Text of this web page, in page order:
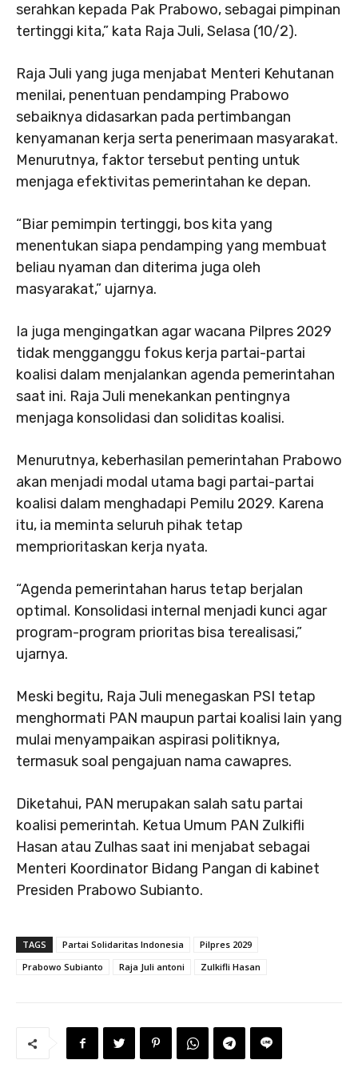
serahkan kepada Pak Prabowo, sebagai pimpinan
tertinggi kita,” kata Raja Juli, Selasa (10/2).
Raja Juli yang juga menjabat Menteri Kehutanan
menilai, penentuan pendamping Prabowo
sebaiknya didasarkan pada pertimbangan
kenyamanan kerja serta penerimaan masyarakat.
Menurutnya, faktor tersebut penting untuk
menjaga efektivitas pemerintahan ke depan.
“Biar pemimpin tertinggi, bos kita yang
menentukan siapa pendamping yang membuat
beliau nyaman dan diterima juga oleh
masyarakat,” ujarnya.
Ia juga mengingatkan agar wacana Pilpres 2029
tidak mengganggu fokus kerja partai-partai
koalisi dalam menjalankan agenda pemerintahan
saat ini. Raja Juli menekankan pentingnya
menjaga konsolidasi dan soliditas koalisi.
Menurutnya, keberhasilan pemerintahan Prabowo
akan menjadi modal utama bagi partai-partai
koalisi dalam menghadapi Pemilu 2029. Karena
itu, ia meminta seluruh pihak tetap
memprioritaskan kerja nyata.
“Agenda pemerintahan harus tetap berjalan
optimal. Konsolidasi internal menjadi kunci agar
program-program prioritas bisa terealisasi,”
ujarnya.
Meski begitu, Raja Juli menegaskan PSI tetap
menghormati PAN maupun partai koalisi lain yang
mulai menyampaikan aspirasi politiknya,
termasuk soal pengajuan nama cawapres.
Diketahui, PAN merupakan salah satu partai
koalisi pemerintah. Ketua Umum PAN Zulkifli
Hasan atau Zulhas saat ini menjabat sebagai
Menteri Koordinator Bidang Pangan di kabinet
Presiden Prabowo Subianto.
TAGS Partai Solidaritas Indonesia
Pilpres 2029
Prabowo Subianto
Raja Juli antoni Zulkifli Hasan